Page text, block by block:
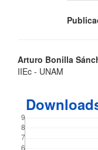
Contenido
del
artículo
Arturo Bonilla
IIEc - UNAM